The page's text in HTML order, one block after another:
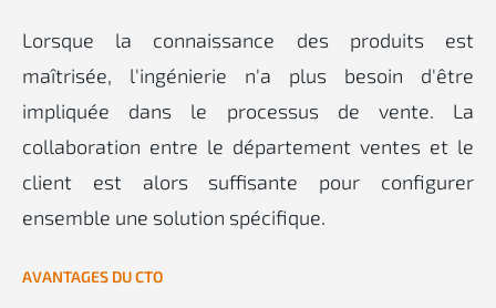
Lorsque la connaissance des produits est
maîtrisée, l'ingénierie n'a plus besoin d'être
impliquée dans le processus de vente. La
collaboration entre le département ventes et le
client est alors suffisante pour configurer
ensemble une solution spécifique.
AVANTAGES DU CTO